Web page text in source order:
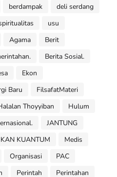
berdampak
deli serdang
usu
Agama
Berit
Berita Sosial.
Ekon
Baru
FilsafatMateri
Thoyyiban
Hulum
JANTUNG
KUANTUM
Medis
Organisasi
PAC
Perintah
Perintahan